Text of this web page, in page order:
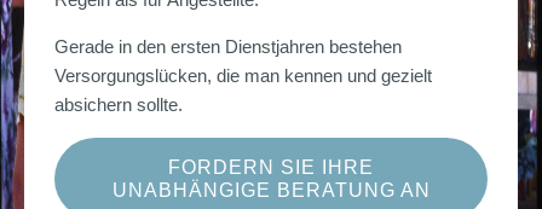
Gerade in den ersten Dienstjahren bestehen
Versorgungslücken, die man kennen und gezielt
absichern sollte.
FORDERN SIE IHRE
UNABHÄNGIGE BERATUNG AN